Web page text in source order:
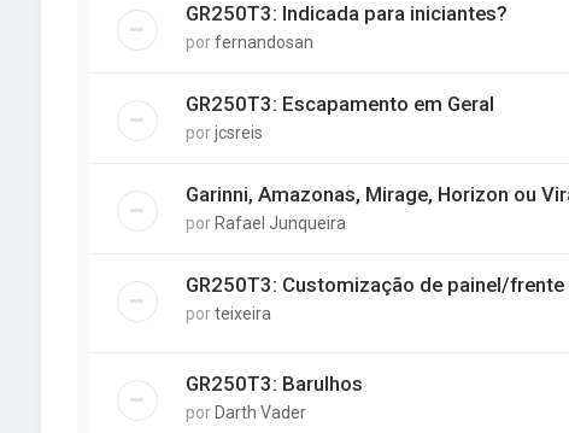
GR250T3: Indicada para iniciantes?
porfernandosan
GR250T3: Escapamento em Geral
porjcsreis
Garinni, Amazonas, Mirage, Horizon ou
por Rafael Junqueira
GR250T3: Customização de painel/frente
porteixeira
GR250T3: Barulhos
porDarth Vader